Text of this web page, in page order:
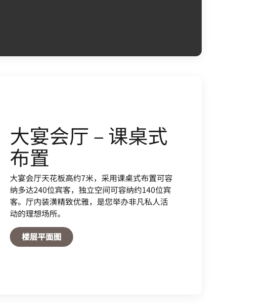
楼层平面图Open in New Tab